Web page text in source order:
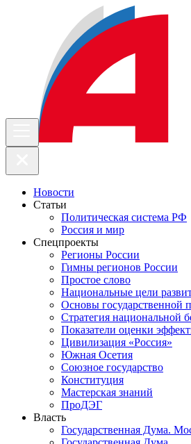
Новости
Статьи
Политическая система РФ
Россия и мир
Спецпроекты
Регионы России
Гимны регионов России
Простое слово
Национальные цели
Основы государственной
Стратегия национальной
Показатели оценки
Цивилизация «Россия»
Южная Осетия
Союзное государство
Конституция
Мастерская знаний
ПроДЭГ
Власть
Государственная Дума.